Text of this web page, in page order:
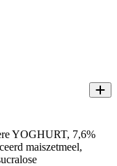
YOGHURT, 7,6%
maiszetmeel,